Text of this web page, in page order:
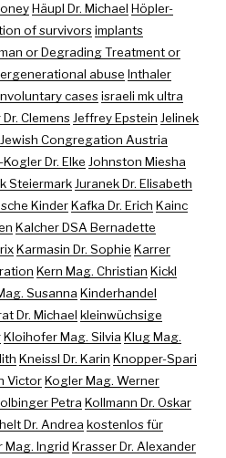
Häupl Dr. Michael Höpler-
of survivorsimplants
or Degrading Treatment or
abuse Inthaler
casesisraeli mk ultra
ClemensJeffrey Epstein Jelinek
Jewish Congregation Austria
Dr. Elke Johnston Miesha
SteiermarkJuranek Dr. Elisabeth
KinderKafka Dr. Erich Kainc
Kalcher DSA Bernadette
Karmasin Dr. Sophie Karrer
Kern Mag. Christian Kickl
Susanna Kinderhandel
Dr. Michael kleinwüchsige
Kloihofer Mag. Silvia Klug Mag.
Kneissl Dr. Karin Knopper-Spari
VictorKogler Mag. Werner
Petra Kollmann Dr. Oskar
Dr. Andrea kostenlos für
Mag. Ingrid Krasser Dr. Alexander